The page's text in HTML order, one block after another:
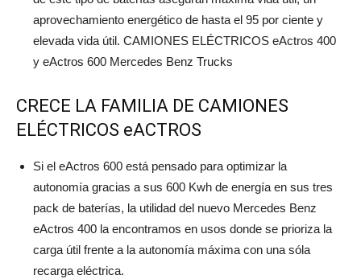
aprovechamiento energético de hasta el 95 por ciente y
elevada vida útil. CAMIONES ELÉCTRICOS eActros 400
y eActros 600 Mercedes Benz Trucks
CRECE LA FAMILIA DE CAMIONES
ELÉCTRICOS eACTROS
Si el eActros 600 está pensado para optimizar la
autonomía gracias a sus 600 Kwh de energía en sus tres
pack de baterías, la utilidad del nuevo Mercedes Benz
eActros 400 la encontramos en usos donde se prioriza la
carga útil frente a la autonomía máxima con una sóla
recarga eléctrica.